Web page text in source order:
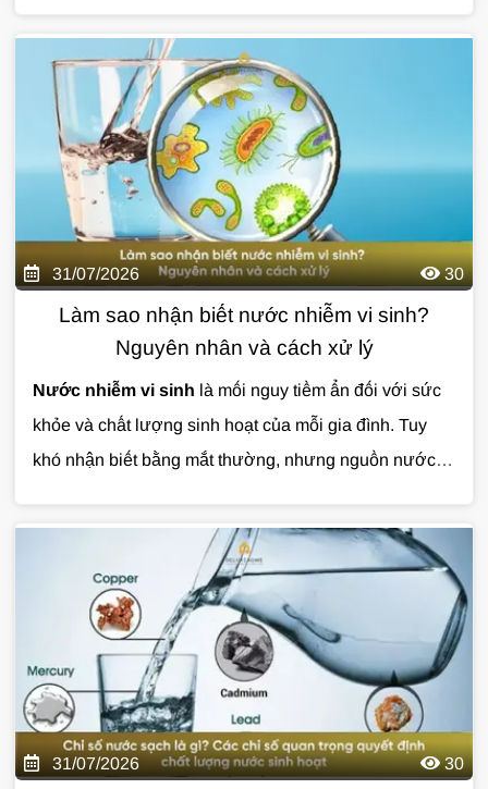
thọ đường ống, bình nóng lạnh và chất lượng sinh
hoạt hằng ngày. Nếu không được xử lý đúng cách,
nước đóng cặn có thể khiến bạn tốn nhiều chi phí sửa
chữa về lâu dài. Cùng Giải Pháp Nước tìm hiểu chi tiết
qua bài viết dưới đây.
31/07/2026 30
Làm sao nhận biết nước nhiễm vi sinh?
Nguyên nhân và cách xử lý
Nước nhiễm vi sinh là mối nguy tiềm ẩn đối với sức
khỏe và chất lượng sinh hoạt của mỗi gia đình. Tuy
khó nhận biết bằng mắt thường, nhưng nguồn nước ô
lý kịp thời.Cùng Giải Pháp Nước tìm hiểu chi tiết về
nguyên nhân, dấu hiệu nhận biết và giải pháp xử lý
nước nhiễm vi sinh hiệu quả qua bài viết dưới đây.
31/07/2026 30